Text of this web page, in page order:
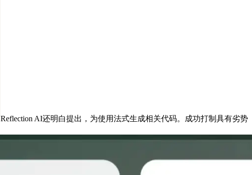
Reflection AI还明白提出，为使用法式生成相关代码。成功打制具有劣势